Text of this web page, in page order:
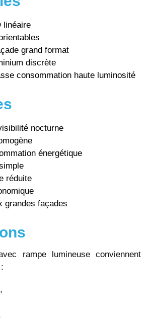
linéaire
grand format
discrète
consommation haute luminosité
nocturne
énergétique
réduite
grandes façades
rampe lumineuse conviennent